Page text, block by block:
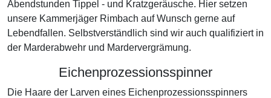
Abendstunden Tippel - und Kratzgeräusche. Hier setzen
unsere Kammerjäger Rimbach auf Wunsch gerne auf
Lebendfallen. Selbstverständlich sind wir auch qualifiziert in
der Marderabwehr und Mardervergrämung.
Eichenprozessionsspinner
Die Haare der Larven eines Eichenprozessionsspinners